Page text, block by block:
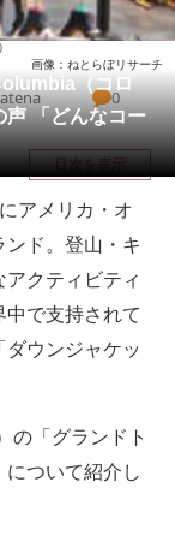
（コロ
声 「どんなコー
画像：ねとらぼリサーチ
0
目次を表示
アメリカ・オ
ド。登山・キ
クティビティ
で支持されて
ウンジャケッ
の「グランドト
について紹介し